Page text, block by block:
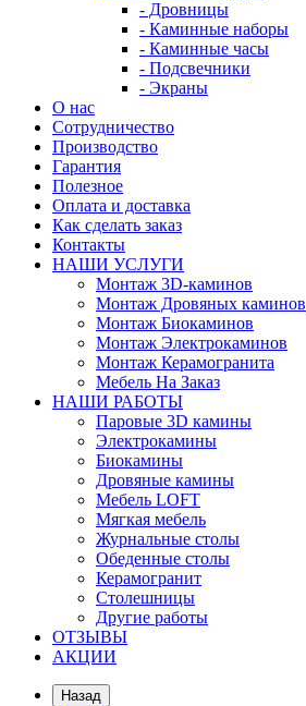
- Дровницы
- Каминные наборы
- Каминные часы
- Подсвечники
- Экраны
О нас
Сотрудничество
Производство
Гарантия
Полезное
Оплата и доставка
Как сделать заказ
Контакты
НАШИ УСЛУГИ
Монтаж 3D-каминов
Монтаж Дровяных каминов
Монтаж Биокаминов
Монтаж Электрокаминов
Монтаж Керамогранита
Мебель На Заказ
НАШИ РАБОТЫ
Паровые 3D камины
Электрокамины
Биокамины
Дровяные камины
Мебель LOFT
Мягкая мебель
Журнальные столы
Обеденные столы
Керамогранит
Столешницы
Другие работы
ОТЗЫВЫ
АКЦИИ
Назад